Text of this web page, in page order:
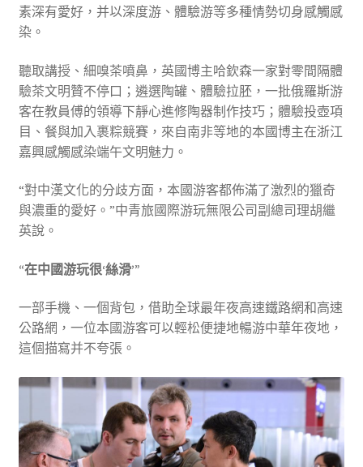
素深有愛好，并以深度游、體驗游等多種情勢切身感觸感
染。
聽取講授、細嗅茶噴鼻，英國博主哈欽森一家對零間隔體
驗茶文明贊不停口；遴選陶罐、體驗拉胚，一批俄羅斯游
客在教員傅的領導下靜心進修陶器制作技巧；體驗投壺項
目、餐與加入裹粽競賽，來自南非等地的本國博主在浙江
嘉興感觸感染端午文明魅力。
“對中漢文化的分歧方面，本國游客都佈滿了激烈的獵奇
與濃重的愛好。”中青旅國際游玩無限公司副總司理胡繼
英說。
“在中國游玩很‘絲滑’”
一部手機、一個背包，借助全球最年夜高速鐵路網和高速
公路網，一位本國游客可以輕松便捷地暢游中華年夜地，
這個描寫并不夸張。